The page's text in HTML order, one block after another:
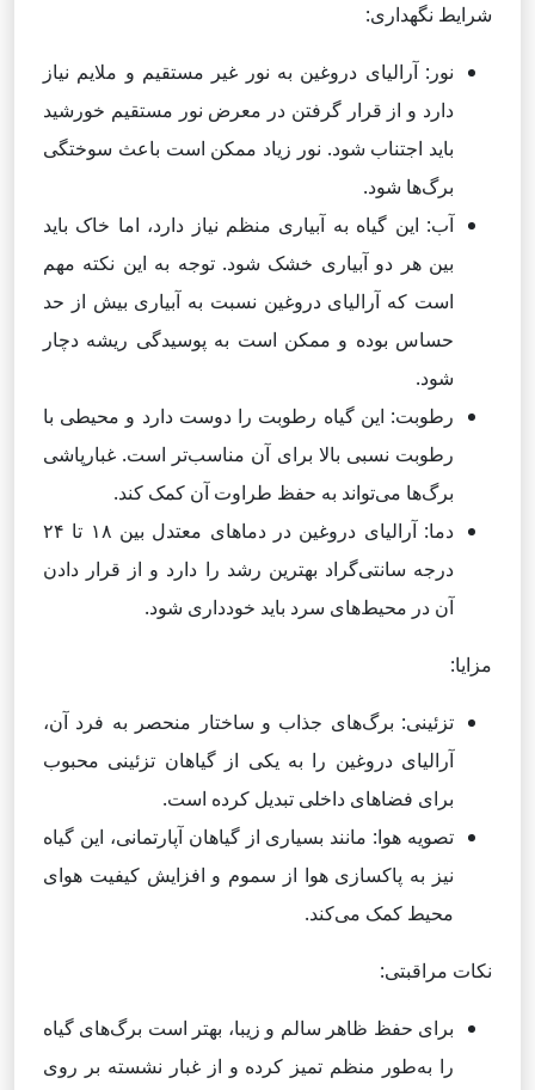
شرایط نگهداری:
نور: آرالیای دروغین به نور غیر مستقیم و ملایم نیاز
دارد و از قرار گرفتن در معرض نور مستقیم خورشید
باید اجتناب شود. نور زیاد ممکن است باعث سوختگی
برگ‌ها شود.
آب: این گیاه به آبیاری منظم نیاز دارد، اما خاک باید
بین هر دو آبیاری خشک شود. توجه به این نکته مهم
است که آرالیای دروغین نسبت به آبیاری بیش از حد
حساس بوده و ممکن است به پوسیدگی ریشه دچار
شود.
رطوبت: این گیاه رطوبت را دوست دارد و محیطی با
رطوبت نسبی بالا برای آن مناسب‌تر است. غبارپاشی
برگ‌ها می‌تواند به حفظ طراوت آن کمک کند.
دما: آرالیای دروغین در دماهای معتدل بین ۱۸ تا ۲۴
درجه سانتی‌گراد بهترین رشد را دارد و از قرار دادن
آن در محیط‌های سرد باید خودداری شود.
مزایا:
تزئینی: برگ‌های جذاب و ساختار منحصر به فرد آن،
آرالیای دروغین را به یکی از گیاهان تزئینی محبوب
برای فضاهای داخلی تبدیل کرده است.
تصویه هوا: مانند بسیاری از گیاهان آپارتمانی، این گیاه
نیز به پاکسازی هوا از سموم و افزایش کیفیت هوای
محیط کمک می‌کند.
نکات مراقبتی:
برای حفظ ظاهر سالم و زیبا، بهتر است برگ‌های گیاه
را به‌طور منظم تمیز کرده و از غبار نشسته بر روی